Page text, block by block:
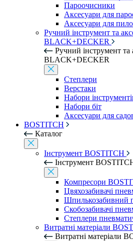
Пароочисники
Аксесуари для
Аксесуари для
Ручний інструмент та
BLACK+DECKER
Ручний інструмент та
BLACK+DECKER
Степлери
Верстаки
Набори
Набори біт
Аксесуари для
BOSTITCH
Каталог
Інструмент BOSTITCH
Інструмент
Компресори
Цвяхозабивачі
Шпилькозабивний
Скобозабивачі
Степлери
Витратні матеріали
Витратні матеріали